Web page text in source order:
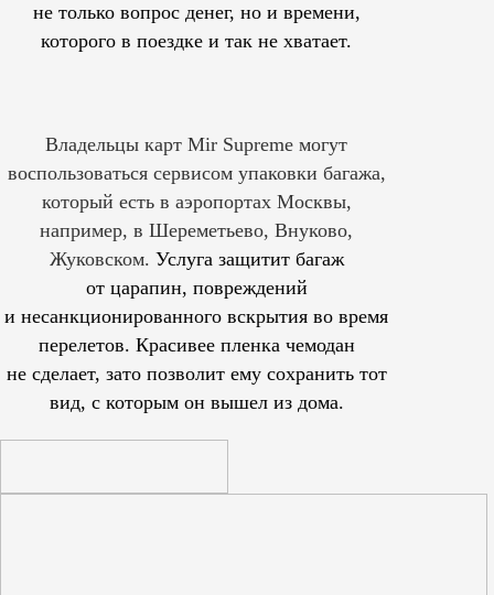
не только вопрос денег, но и времени,
которого в поездке и так не хватает.
Владельцы карт Mir Supreme могут
воспользоваться сервисом упаковки багажа,
который есть в аэропортах Москвы,
например, в Шереметьево, Внуково,
Жуковском. Услуга защитит багаж
от царапин, повреждений
и несанкционированного вскрытия во время
перелетов. Красивее пленка чемодан
не сделает, зато позволит ему сохранить тот
вид, с которым он вышел из дома.